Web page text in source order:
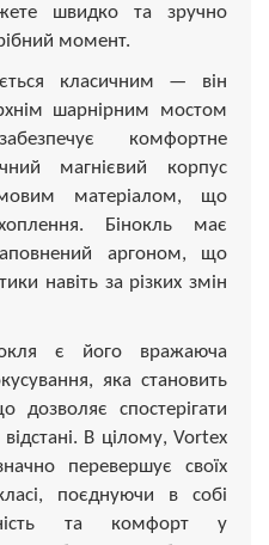
швидко та зручно
момент.
класичним — він
шарнірним мостом
комфортне
магнієвий корпус
матеріалом, що
Бінокль має
аргоном, що
навіть за різких змін
є його вражаюча
яка становить
дозволяє спостерігати
В цілому, Vortex
перевершує своїх
поєднуючи в собі
та комфорт у